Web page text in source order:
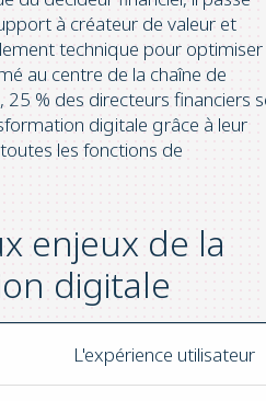
à créateur de valeur et
technique pour optimiser
au centre de la chaîne de
25 % des directeurs financiers
digitale grâce à leur
les fonctions de
enjeux de la
digitale
L'expérience utilisateur